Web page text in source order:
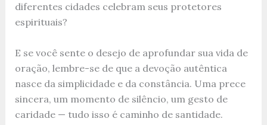
diferentes cidades celebram seus protetores
espirituais?
E se você sente o desejo de aprofundar sua vida de
oração, lembre-se de que a devoção autêntica
nasce da simplicidade e da constância. Uma prece
sincera, um momento de silêncio, um gesto de
caridade — tudo isso é caminho de santidade.